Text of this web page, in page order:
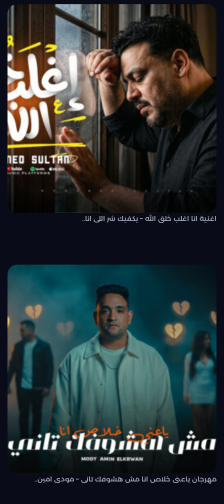
اغنية انا اغلب خلق الله – يكفيك شر اللى انا..
مهرجان ياعنى خلاص انا مش هشوفك تانى – مودى امين..